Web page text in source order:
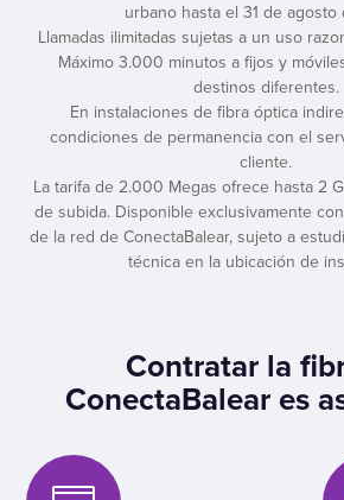
urbano hasta el 31 de agosto
Llamadas ilimitadas sujetas a un uso
Máximo 3.000 minutos a fijos y
destinos diferentes.
En instalaciones de fibra óptica
condiciones de permanencia con el
cliente.
La tarifa de 2.000 Megas ofrece hasta 2
de subida. Disponible exclusivamente
de la red de ConectaBalear, sujeto a
técnica en la ubicación de
Contratar la
ConectaBalear es